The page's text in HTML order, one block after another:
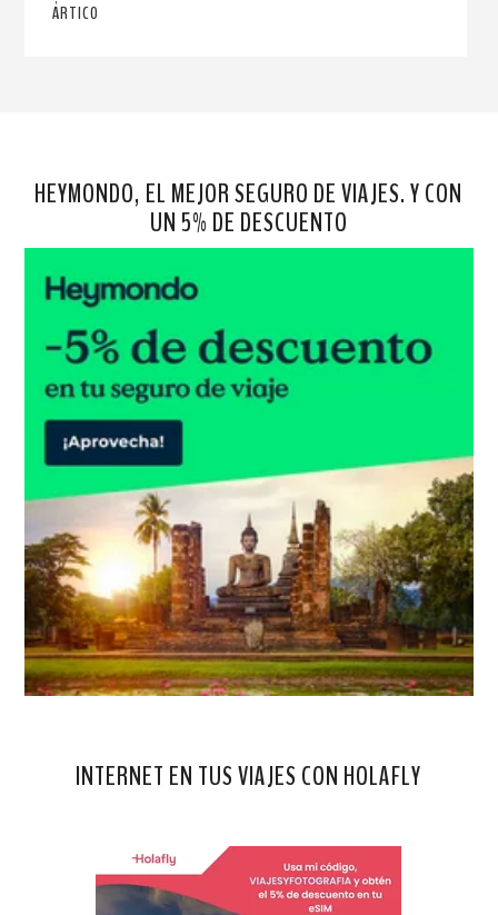
ÁRTICO
HEYMONDO, EL MEJOR SEGURO DE VIAJES. Y CON
UN 5% DE DESCUENTO
INTERNET EN TUS VIAJES CON HOLAFLY